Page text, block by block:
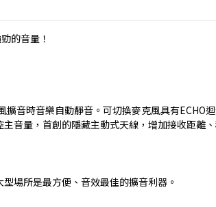
的音量！
音時音樂自動靜音。可切換麥克風具有ECHO迴
音量，首創的隱藏主動式天線，增加接收距離
場所是最方便、音效最佳的擴音利器。